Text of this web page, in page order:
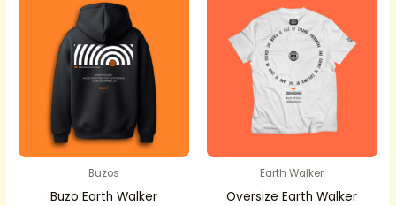
Buzos
Buzo Earth Walker
Earth Walker
Oversize Earth Walker